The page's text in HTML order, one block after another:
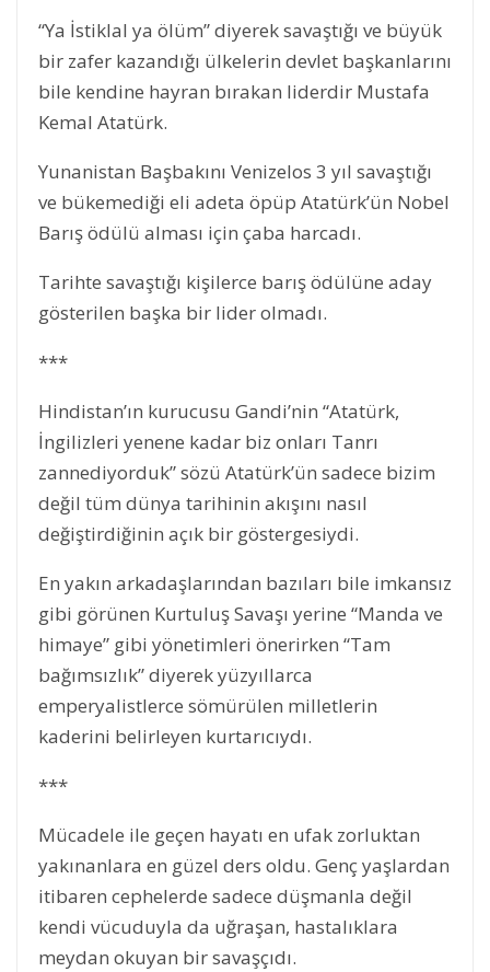
“Ya İstiklal ya ölüm” diyerek savaştığı ve büyük
bir zafer kazandığı ülkelerin devlet başkanlarını
bile kendine hayran bırakan liderdir Mustafa
Kemal Atatürk.
Yunanistan Başbakını Venizelos 3 yıl savaştığı
ve bükemediği eli adeta öpüp Atatürk’ün Nobel
Barış ödülü alması için çaba harcadı.
Tarihte savaştığı kişilerce barış ödülüne aday
gösterilen başka bir lider olmadı.
***
Hindistan’ın kurucusu Gandi’nin “Atatürk,
İngilizleri yenene kadar biz onları Tanrı
zannediyorduk” sözü Atatürk’ün sadece bizim
değil tüm dünya tarihinin akışını nasıl
değiştirdiğinin açık bir göstergesiydi.
En yakın arkadaşlarından bazıları bile imkansız
gibi görünen Kurtuluş Savaşı yerine “Manda ve
himaye” gibi yönetimleri önerirken “Tam
bağımsızlık” diyerek yüzyıllarca
emperyalistlerce sömürülen milletlerin
kaderini belirleyen kurtarıcıydı.
***
Mücadele ile geçen hayatı en ufak zorluktan
yakınanlara en güzel ders oldu. Genç yaşlardan
itibaren cephelerde sadece düşmanla değil
kendi vücuduyla da uğraşan, hastalıklara
meydan okuyan bir savaşçıdı.